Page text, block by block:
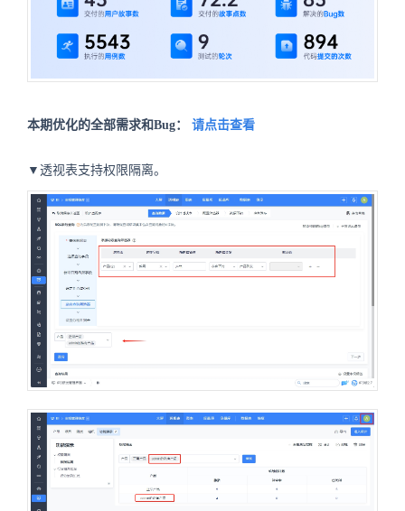
本期优化的全部需求和Bug： 请点击查看
▼透视表支持权限隔离。